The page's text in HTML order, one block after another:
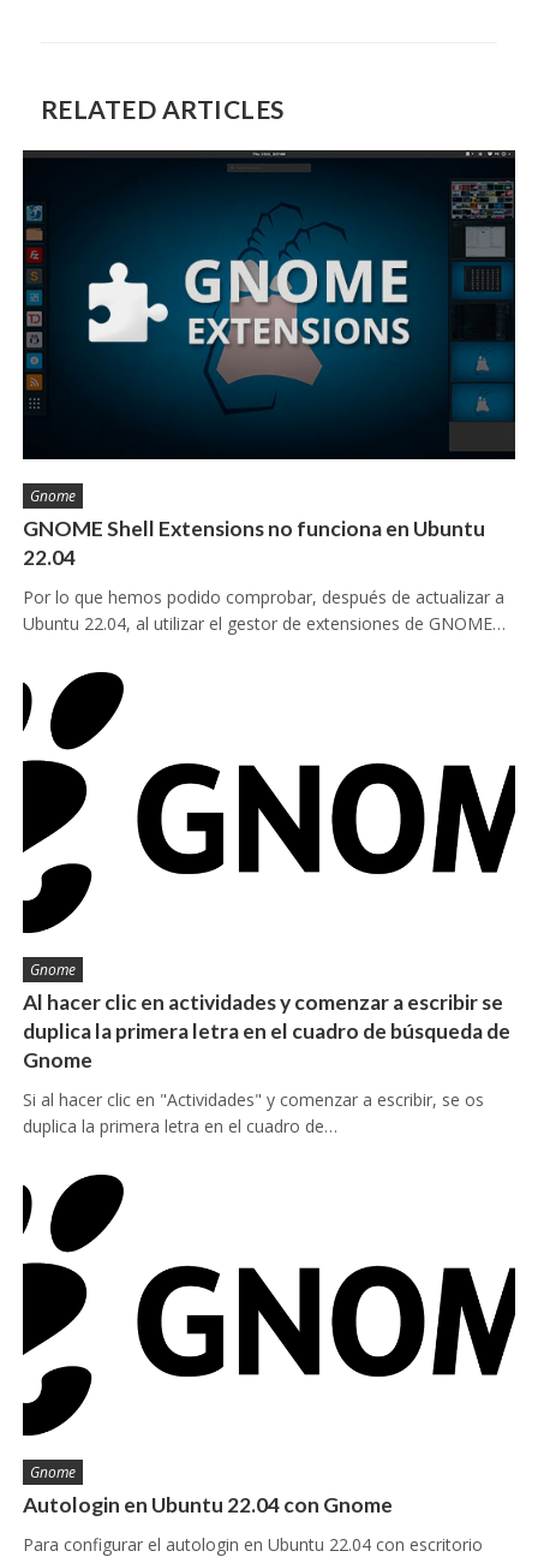
RELATED ARTICLES
Gnome
GNOME Shell Extensions no funciona en Ubuntu
22.04
Por lo que hemos podido comprobar, después de actualizar a
Ubuntu 22.04, al utilizar el gestor de extensiones de GNOME…
Gnome
Al hacer clic en actividades y comenzar a escribir se
duplica la primera letra en el cuadro de búsqueda de
Gnome
Si al hacer clic en "Actividades" y comenzar a escribir, se os
duplica la primera letra en el cuadro de…
Gnome
Autologin en Ubuntu 22.04 con Gnome
Para configurar el autologin en Ubuntu 22.04 con escritorio